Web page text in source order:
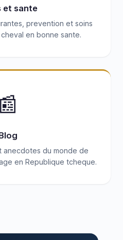
et sante
prevention et soins
en bonne sante.
📰
anecdotes du monde de
en Republique tcheque.